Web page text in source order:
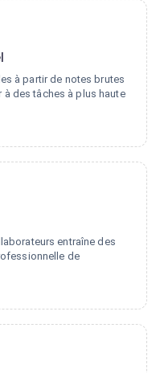
à partir de notes brutes
des tâches à plus haute
entraîne des
de